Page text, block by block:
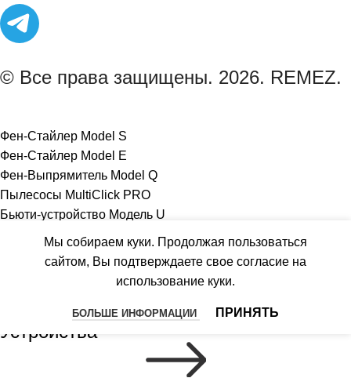
© Все права защищены. 2026. REMEZ.
Мы собираем куки. Продолжая пользоваться
сайтом, Вы подтверждаете свое согласие на
использование куки.
БОЛЬШЕ ИНФОРМАЦИИ ПРИНЯТЬ
Фен-Стайлер Model S
Фен-Стайлер Model E
Фен-Выпрямитель Model Q
Пылесосы MultiClick PRO
Бьюти-устройство Модель U
Роботизированный пылесос IQSelf
Гибридный комплекс AirCreator
Устройства